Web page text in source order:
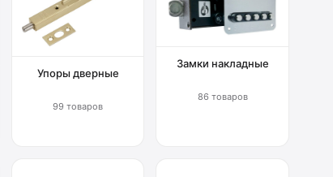
Упоры дверные
99 товаров
Замки накладные
86 товаров